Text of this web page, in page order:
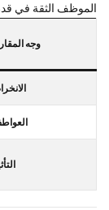
الوظيفي
أين أنت
خطوات
للتعافي
الاحتراق
الموظف الثقة في
وجه